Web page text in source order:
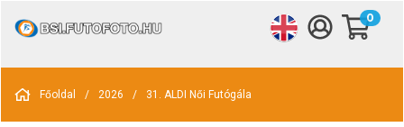
0
Főoldal / 2026 / 31. ALDI Női Futógála